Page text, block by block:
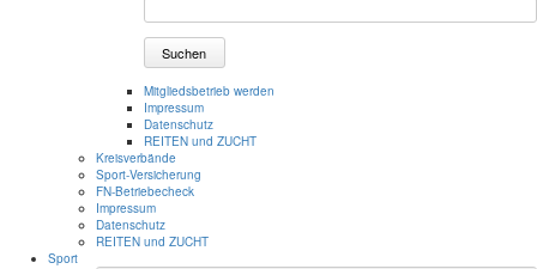
Suchen
Mitgliedsbetrieb werden
Impressum
Datenschutz
REITEN und ZUCHT
Kreisverbände
Sport-Versicherung
FN-Betriebecheck
Impressum
Datenschutz
REITEN und ZUCHT
Sport